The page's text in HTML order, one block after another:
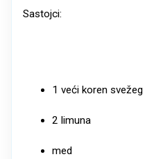
Sastojci:
1 veći koren
2 limuna
med